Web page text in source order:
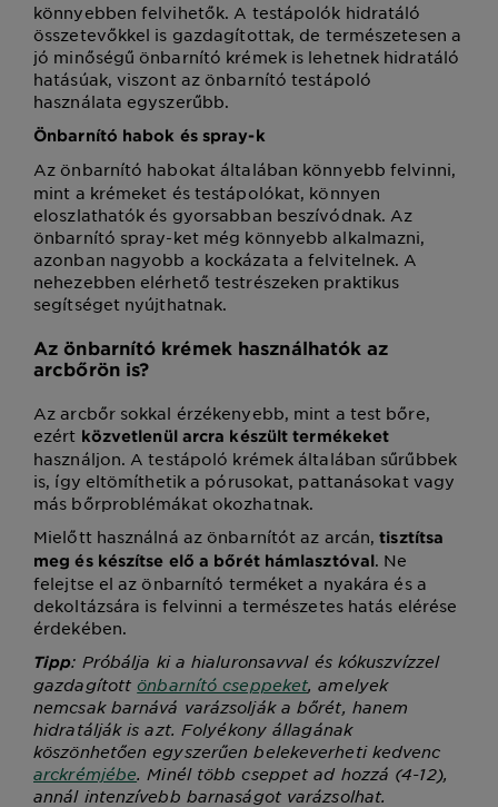
könnyebben felvihetők. A testápolók hidratáló
összetevőkkel is gazdagítottak, de természetesen a
jó minőségű önbarnító krémek is lehetnek hidratáló
hatásúak, viszont az önbarnító testápoló
használata egyszerűbb.
Önbarnító habok és spray-k
Az önbarnító habokat általában könnyebb felvinni,
mint a krémeket és testápolókat, könnyen
eloszlathatók és gyorsabban beszívódnak. Az
önbarnító spray-ket még könnyebb alkalmazni,
azonban nagyobb a kockázata a felvitelnek. A
nehezebben elérhető testrészeken praktikus
segítséget nyújthatnak.
Az önbarnító krémek használhatók az
arcbőrön is?
Az arcbőr sokkal érzékenyebb, mint a test bőre,
ezért közvetlenül arcra készült termékeket
használjon. A testápoló krémek általában sűrűbbek
is, így eltömíthetik a pórusokat, pattanásokat vagy
más bőrproblémákat okozhatnak.
Mielőtt használná az önbarnítót az arcán,tisztítsa
meg és készítse elő a bőrét hámlasztóval. Ne
felejtse el az önbarnító terméket a nyakára és a
dekoltázsára is felvinni a természetes hatás elérése
érdekében.
Tipp: Próbálja ki a hialuronsavval és kókuszvízzel
gazdagítottönbarnító cseppeket, amelyek
nemcsak barnává varázsolják a bőrét, hanem
hidratálják is azt. Folyékony állagának
köszönhetően egyszerűen belekeverheti kedvenc
arckrémjébe. Minél több cseppet ad hozzá (4-12),
annál intenzívebb barnaságot varázsolhat.